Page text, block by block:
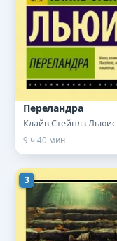
Переландра
Клайв Стейплз Льюис
9 ч 40 мин
3